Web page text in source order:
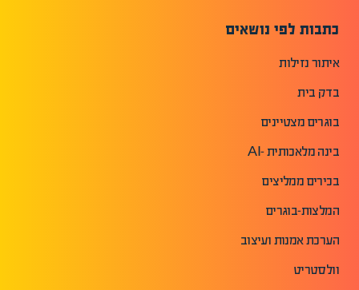
כתבות לפי נושאים
איתור נזילות
בדק בית
בוגרים מצטיינים
בינה מלאכותית -AI
בכירים ממליצים
המלצות-בוגרים
הערכת אמנות ועיצוב
וולסטריט